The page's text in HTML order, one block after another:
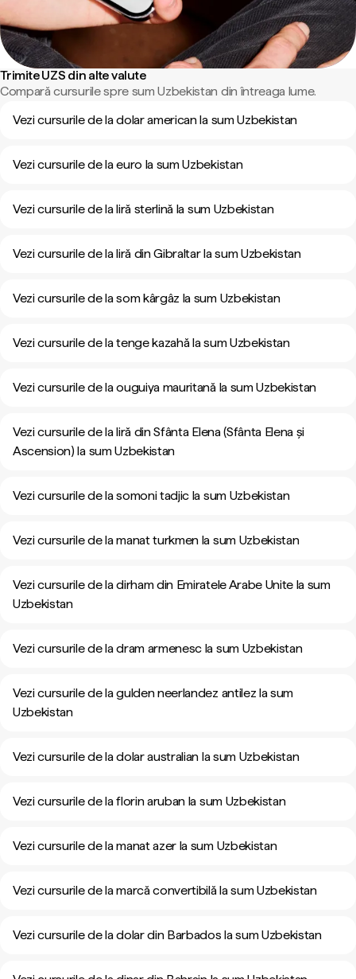
Trimite UZS din alte valute
Compară cursurile spre sum Uzbekistan din întreaga lume.
Vezi cursurile de la dolar american la sum Uzbekistan
Vezi cursurile de la euro la sum Uzbekistan
Vezi cursurile de la liră sterlină la sum Uzbekistan
Vezi cursurile de la liră din Gibraltar la sum Uzbekistan
Vezi cursurile de la som kârgâz la sum Uzbekistan
Vezi cursurile de la tenge kazahă la sum Uzbekistan
Vezi cursurile de la ouguiya mauritană la sum Uzbekistan
Vezi cursurile de la liră din Sfânta Elena (Sfânta Elena și
Ascension) la sum Uzbekistan
Vezi cursurile de la somoni tadjic la sum Uzbekistan
Vezi cursurile de la manat turkmen la sum Uzbekistan
Vezi cursurile de la dirham din Emiratele Arabe Unite la sum
Uzbekistan
Vezi cursurile de la dram armenesc la sum Uzbekistan
Vezi cursurile de la gulden neerlandez antilez la sum
Uzbekistan
Vezi cursurile de la dolar australian la sum Uzbekistan
Vezi cursurile de la florin aruban la sum Uzbekistan
Vezi cursurile de la manat azer la sum Uzbekistan
Vezi cursurile de la marcă convertibilă la sum Uzbekistan
Vezi cursurile de la dolar din Barbados la sum Uzbekistan